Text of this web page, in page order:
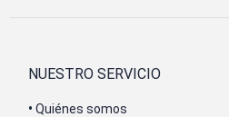
NUESTRO SERVICIO
• Quiénes somos